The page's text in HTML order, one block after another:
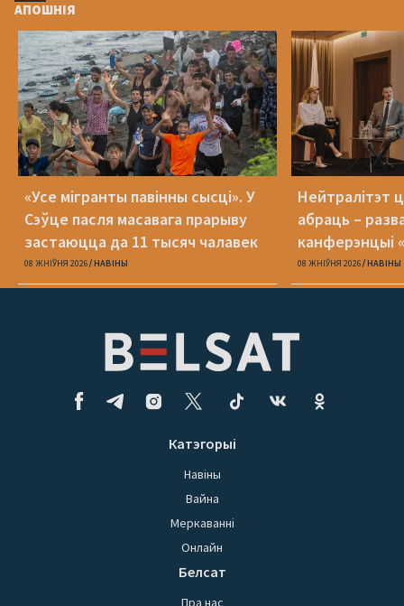
АПОШНІЯ
«Усе мігранты павінны сысці». У
Сэўце пасля масавага прарыву
застаюцца да 11 тысяч чалавек
08 ЖНІЎНЯ 2026 НАВІНЫ
Нейтралітэт
абраць –
канферэнцыі
08 ЖНІЎНЯ 2026 НАВІНЫ
Катэгорыі
Навіны
Вайна
Меркаванні
Онлайн
Белсат
Пра нас